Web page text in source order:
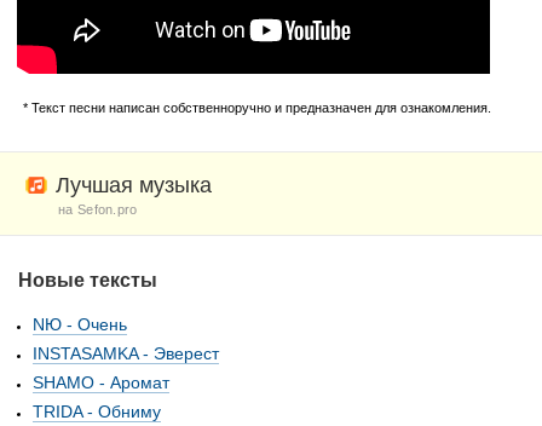
* Текст песни написан собственноручно и предназначен для ознакомления.
Лучшая музыка
на Sefon.pro
Новые тексты
NЮ - Очень
INSTASAMKA - Эверест
SHAMO - Аромат
TRIDA - Обниму